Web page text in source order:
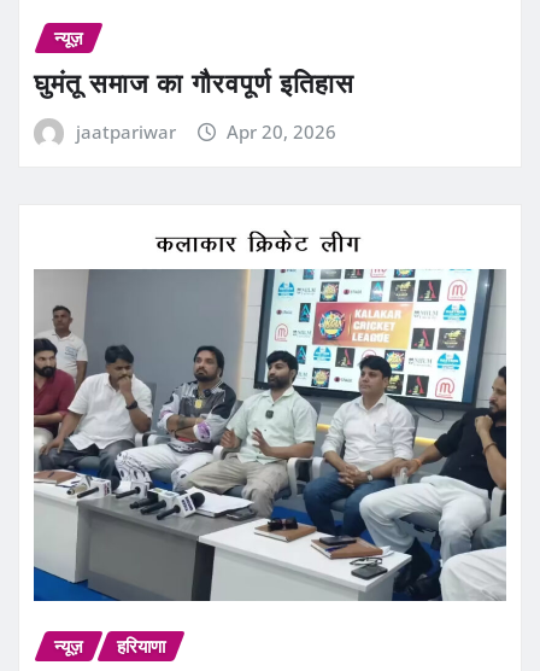
न्यूज़
घुमंतू समाज का गौरवपूर्ण इतिहास
jaatpariwar Apr 20, 2026
न्यूज़ हरियाणा